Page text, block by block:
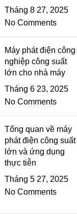
Tháng 8 27, 2025
No Comments
Máy phát điện công
nghiệp công suất
lớn cho nhà máy
Tháng 6 23, 2025
No Comments
Tổng quan về máy
phát điện công suất
lớn và ứng dụng
thực tiễn
Tháng 5 27, 2025
No Comments